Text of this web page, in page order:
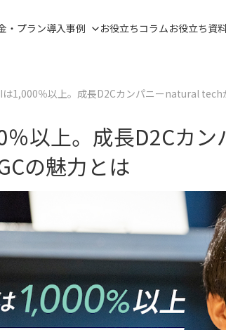
・プラン導入事例 お役立ちコラムお役立ち資
は1,000％以上。成長D2Cカンパニーnatural tech
％以上。成長D2Cカ
の魅力とは